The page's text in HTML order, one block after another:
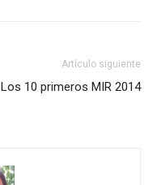
Artículo siguiente
Los 10 primeros MIR 2014